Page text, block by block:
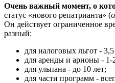
Очень важный момент, о
cтатус «нового репатрианта» (
Он действует ограниченное
разный:
для налоговых льгот -
для аренды и арноны - 1-
для ульпана - до 10 лет;
для части программ -